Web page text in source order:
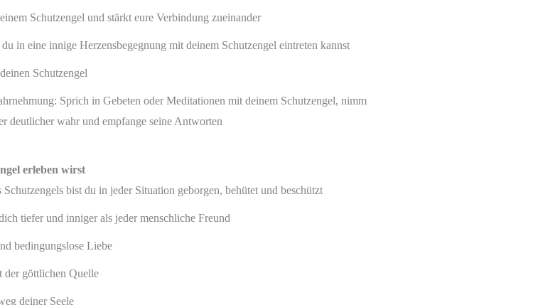
Schutzengel und stärkt eure Verbindung zueinander
in eine innige Herzensbegegnung mit deinem Schutzengel eintreten kannst
Schutzengel
Sprich in Gebeten oder Meditationen mit deinem Schutzengel, nimm
deutlicher wahr und empfange seine Antworten
erleben wirst
bist du in jeder Situation geborgen, behütet und beschützt
tiefer und inniger als jeder menschliche Freund
bedingungslose Liebe
der göttlichen Quelle
deiner Seele